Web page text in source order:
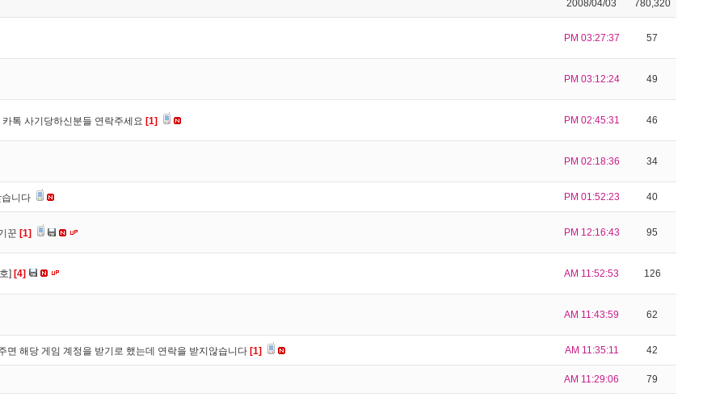
2008/04/03 780,320
PM 03:27:37 57
PM 03:12:24 49
톡 사기당하신분들 연락주세요 [1] PM 02:45:31 46
PM 02:18:36 34
니다 PM 01:52:23 40
꾼 [1] PM 12:16:43 95
] [4] AM 11:52:53 126
AM 11:43:59 62
면 해당 게임 계정을 받기로 했는데 연락을 받지않습니다 [1] AM 11:35:11 42
AM 11:29:06 79